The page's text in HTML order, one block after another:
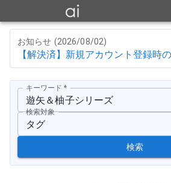
お知らせ (2026/08/02)
【解決済】新規アカウント登録時
キーワード *
検索対象
タグ
検索